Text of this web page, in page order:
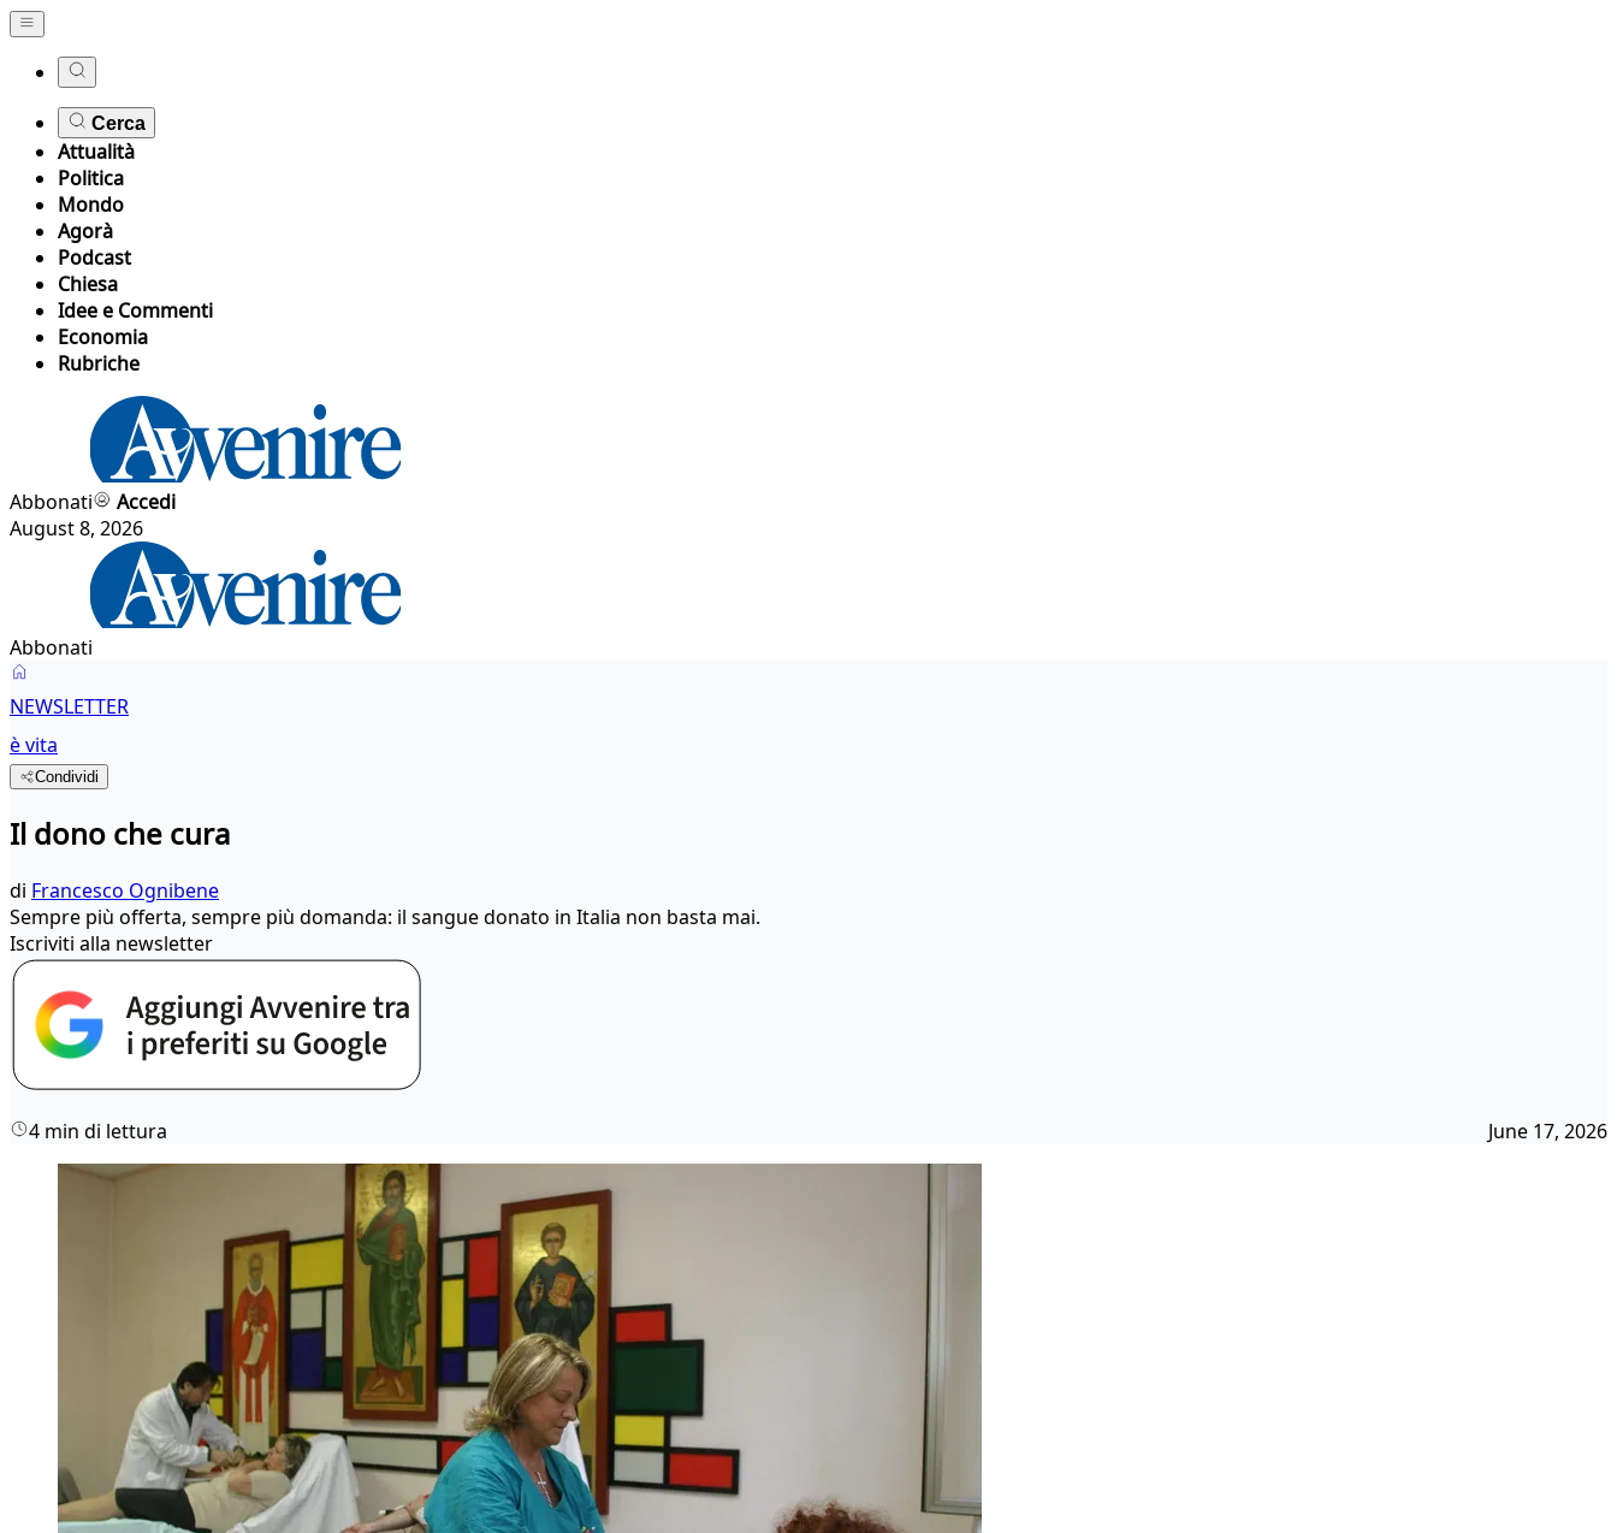
Cerca
Attualità
Politica
Mondo
Agorà
Podcast
Chiesa
Idee e Commenti
Economia
Rubriche
Abbonati
Accedi
August 8, 2026
Abbonati
NEWSLETTER
è vita
Condividi
Il dono che cura
di Francesco Ognibene
Sempre più offerta, sempre più domanda: il sangue donato in Italia non basta mai.
Iscriviti alla newsletter
4 min di lettura June 17, 2026